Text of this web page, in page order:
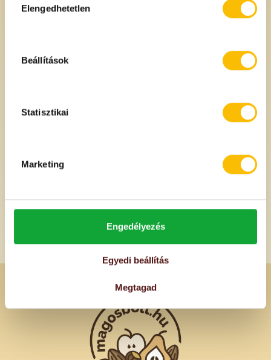
kiválasztása
Elengedhetetlen
Beállítások
Statisztikai
Marketing
Engedélyezés
Egyedi beállítás
Megtagad